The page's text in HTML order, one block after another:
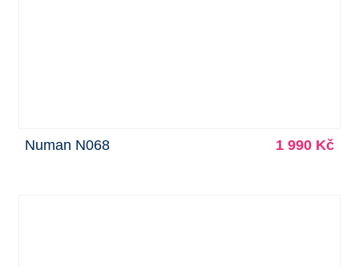
Numan N068 1 990 Kč